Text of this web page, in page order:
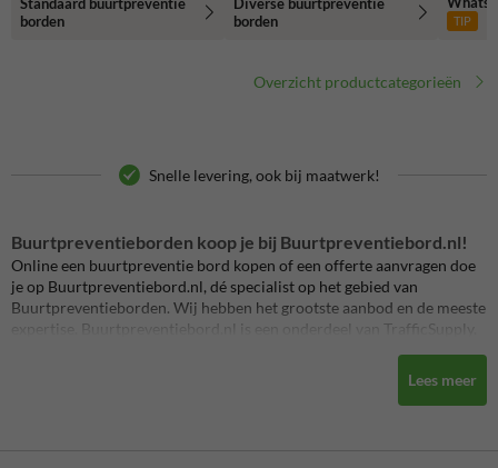
borden
borden
TIP
Overzicht productcategorieën
Snelle levering, ook bij maatwerk!
Buurtpreventieborden koop je bij Buurtpreventiebord.nl!
Online een buurtpreventie bord kopen of een offerte aanvragen doe
je op Buurtpreventiebord.nl, dé specialist op het gebied van
Buurtpreventieborden. Wij hebben het grootste aanbod en de meeste
expertise.
Buurtpreventiebord
.nl is een onderdeel van TrafficSupply.
Laat zien dat jouw buurt preventieproof is door middel van duurzame
electeer het
gewenste buurtpreventiebord en wij maken er vervolgens een echt
Lees meer